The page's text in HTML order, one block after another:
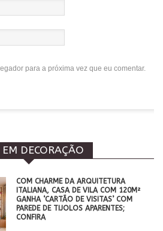
para a próxima vez que eu comentar.
DECORAÇÃO
COM CHARME DA ARQUITETURA
ITALIANA, CASA DE VILA COM 120M²
GANHA ‘CARTÃO DE VISITAS’ COM
PAREDE DE TIJOLOS APARENTES;
CONFIRA